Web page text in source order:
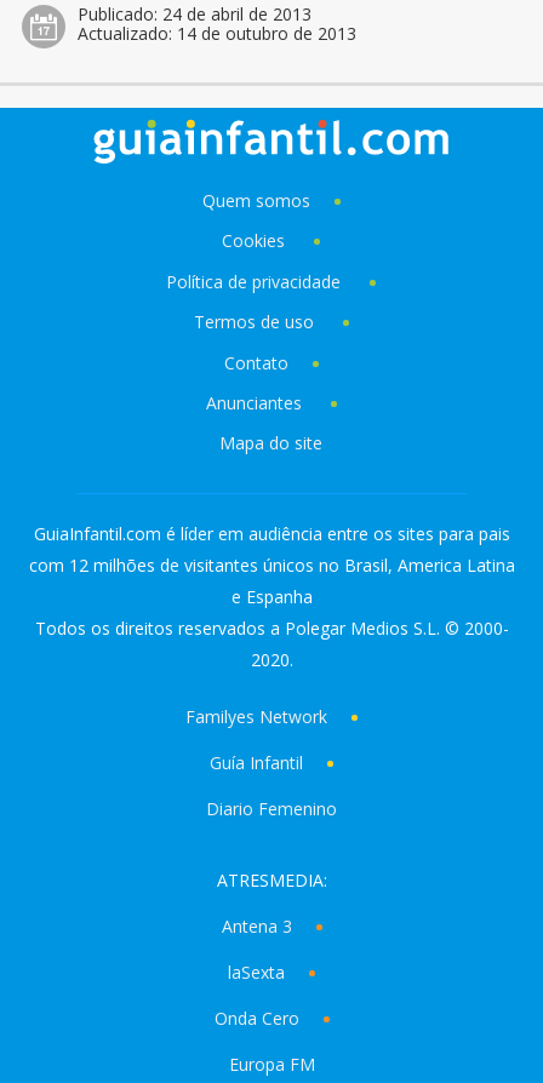
Publicado: 24 de abril de 2013
Actualizado: 14 de outubro de 2013
Quem somos
Cookies
Política de privacidade
Termos de uso
Contato
Anunciantes
Mapa do site
GuiaInfantil.com é líder em audiência entre os sites para pais
com 12 milhões de visitantes únicos no Brasil, America Latina
e Espanha
Todos os direitos reservados a Polegar Medios S.L. © 2000-
2020.
Familyes Network
Guía Infantil
Diario Femenino
ATRESMEDIA:
Antena 3
laSexta
Onda Cero
Europa FM